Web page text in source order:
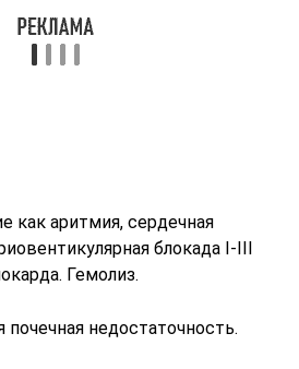
как аритмия, сердечная
блокада I-III
Гемолиз.
почечная недостаточность.